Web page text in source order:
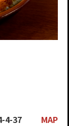
4-37 MAP